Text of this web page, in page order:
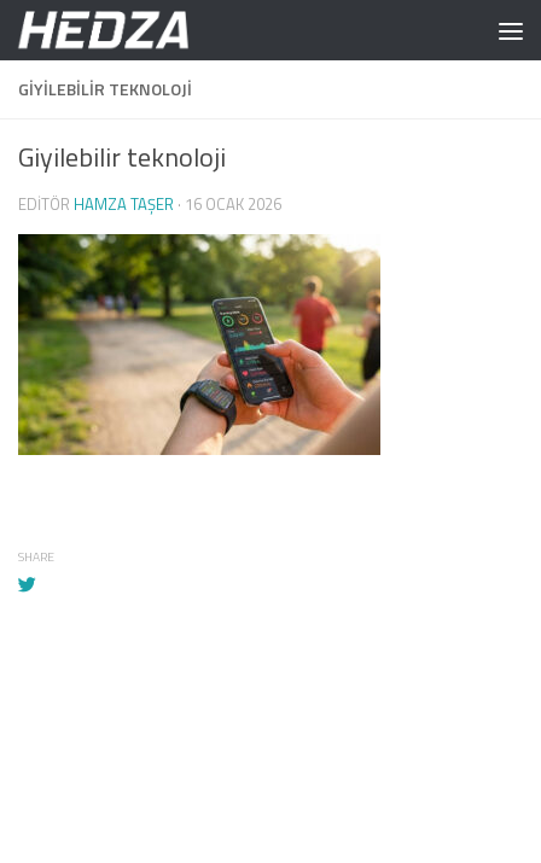
Skip to content
GIYILEBILIR TEKNOLOJI
Giyilebilir teknoloji
EDITÖR HAMZA TAŞER · 16 OCAK 2026
SHARE